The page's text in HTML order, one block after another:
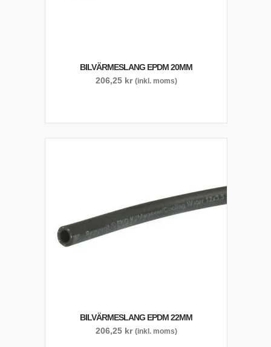
BILVÄRMESLANG EPDM 20MM
206,25 kr (inkl. moms)
BILVÄRMESLANG EPDM 22MM
206,25 kr (inkl. moms)